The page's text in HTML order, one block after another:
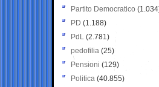
Partito Democratico
PD (1.188)
PdL (2.781)
pedofilia (25)
Pensioni (129)
Politica (40.855)